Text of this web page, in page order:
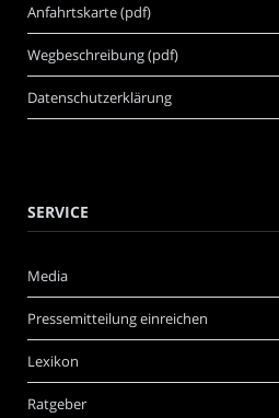
Anfahrtskarte (pdf)
Wegbeschreibung (pdf)
Datenschutzerklärung
SERVICE
Media
Pressemitteilung einreichen
Lexikon
Ratgeber